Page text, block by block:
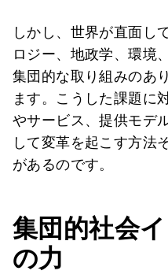
しかし、世界が直面し
ロジー、地政学、環境
集団的な取り組みのあ
ます。こうした課題に
やサービス、提供モデ
して変革を起こす方法
があるのです。
集団的社会
の力